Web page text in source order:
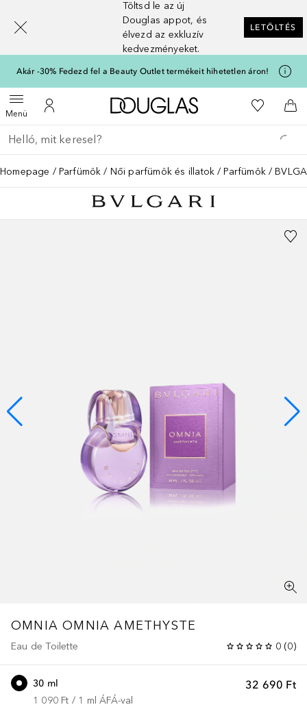
Töltsd le az új
Douglas appot, és
élvezd az exkluzív
kedvezményeket.
LETÖLTÉS
Akár -30% Fedezd fel a Beauty Outlet termékeit hihetetlen áron!
MenüMenü megnyitása
A fiókomhoz
A Douglas Főoldalra
A
Menj vissza
Keresés végrehajtása
Homepage Parfümök Női parfümök és illatok Parfümök
OMNIA OMNIA AMETHYSTE
Eau de Toilette 0 (0)
32 690 Ft
30 ml
1 090 Ft / 1 ml ÁFÁ-val
[navigation.slideout.screenreader]